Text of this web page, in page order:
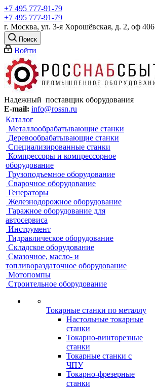
+7 495 777-91-79
+7 495 777-91-79
г. Москва, ул. 3-я Хорошёвская, д. 2, оф 406
Поиск
Войти
Надежный поставщик оборудования
E-mail: info@rossn.ru
Каталог
Металлообрабатывающие станки
Деревообрабатывающие станки
Специализированные станки
Компрессоры и компрессорное
оборудование
Грузоподъемное оборудование
Сварочное оборудование
Генераторы
Железнодорожное оборудование
Гаражное оборудование для
автосервиса
Инструмент
Гидравлическое оборудование
Складское оборудование
Смазочное, масло- и
топливораздаточное оборудование
Мотопомпы
Строительное оборудование
Токарные станки по металлу
Настольные токарные
станки
Токарно-винторезные
станки
Токарные станки с
ЧПУ
Токарно-фрезерные
станки